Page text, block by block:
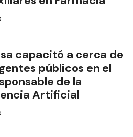
capacitó a cerca de
públicos en el
de la
Artificial